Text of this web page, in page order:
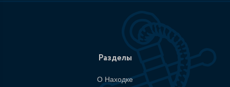
Разделы
О Находке